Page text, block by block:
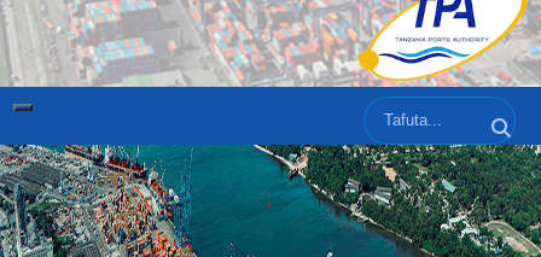
Tafuta